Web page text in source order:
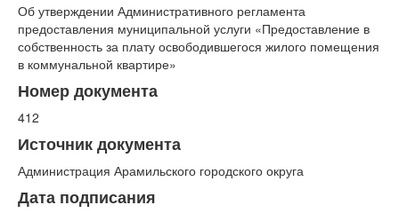
Об утверждении Административного регламента
предоставления муниципальной услуги «Предоставление в
собственность за плату освободившегося жилого помещения
в коммунальной квартире»
Номер документа
412
Источник документа
Администрация Арамильского городского округа
Дата подписания